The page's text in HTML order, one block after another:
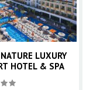
LUXURY
HOTEL & SPA